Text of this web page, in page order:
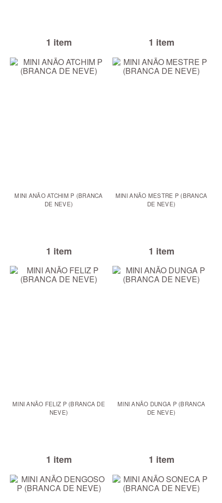
1 item 1 item
MINI ANÃO ATCHIM P (BRANCA
DE NEVE)
1 item
MINI ANÃO MESTRE P (BRANCA
DE NEVE)
1 item
MINI ANÃO FELIZ P (BRANCA DE
NEVE)
1 item
MINI ANÃO DUNGA P (BRANCA
DE NEVE)
1 item